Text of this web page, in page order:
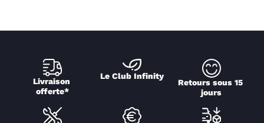
Livraison
offerte*
Le Club Infinity
Retours sous 15
jours